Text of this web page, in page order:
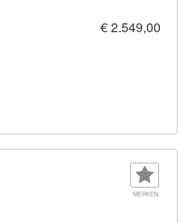
€ 2.549,00
MERKEN